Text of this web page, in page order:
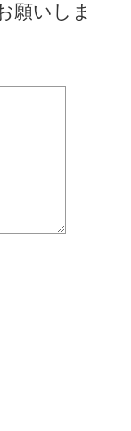
願いしま